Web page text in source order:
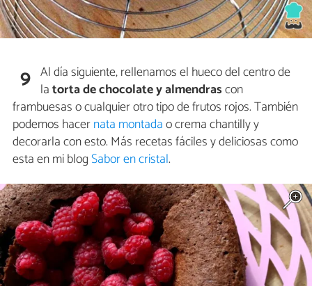
9 Al día siguiente, rellenamos el hueco del centro de
latorta de chocolate y almendrascon
frambuesas o cualquier otro tipo de frutos rojos. También
podemos hacernata montadao crema chantilly y
decorarla con esto. Más recetas fáciles y deliciosas como
esta en mi blogSabor en cristal.